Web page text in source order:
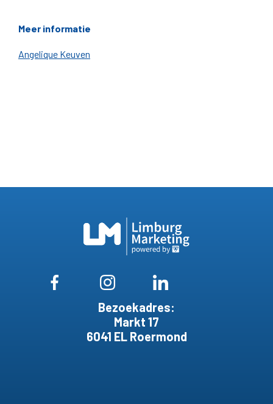
Meer informatie
Angelique Keuven
Bezoekadres:
Markt 17
6041 EL Roermond